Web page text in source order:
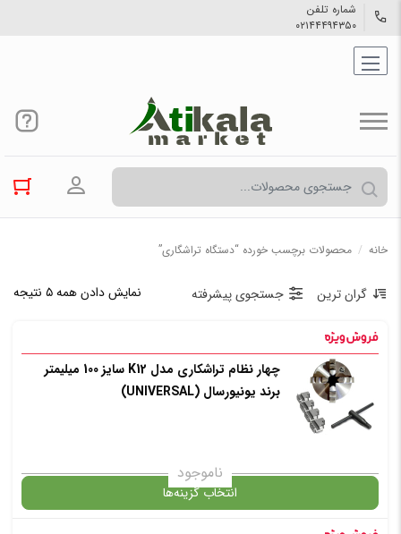
شماره تلفن
۰۲۱۴۴۴۹۴۳۵۰
ورود به
خانه / محصولات برچسب خورده “دستگاه تراشگاری”
نمایش دادن همه ۵ نتیجه گران ترین جستجوی پیشرفته
چهار نظام تراشکاری مدل K12 سایز 100 میلیمتر
برند یونیورسال (UNIVERSAL)
ناموجود
انتخاب گزینه‌ها